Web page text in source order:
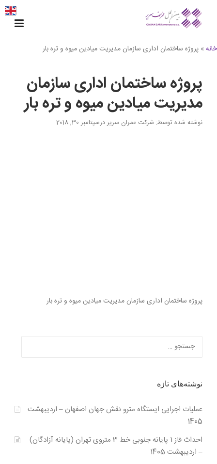
content
خانه» پروژه ساختمان اداری سازمان مدیریت میادین میوه و تره بار
پروژه ساختمان اداری سازمان
مدیریت میادین میوه و تره بار
نوشته شده توسط: شرکت عمران سریردرسپتامبر 30, 2018
پروژه ساختمان اداری سازمان مدیریت میادین میوه و تره بار
برای:
نوشته‌های تازه
عملیات اجرایی ایستگاه مترو نقش جهان اصفهان – اردیبهشت
1405
احداث فاز 1 پایانه جنوبی خط 3 متروی تهران (پایانه آزادگان)
– اردیبهشت 1405